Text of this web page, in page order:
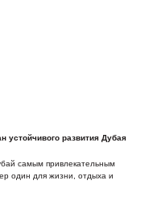
устойчивого развития Дубая
самым привлекательным
один для жизни, отдыха и